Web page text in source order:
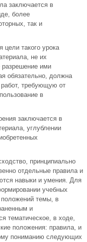
заключается в
более
так и
цели такого урока
не их
разрешение ими
обязательно, должна
работ, требующую от
в
заключается в
углублении
принципиально
отдельные правила и
навыки и умения. Для
учебных
положений темы, в
и
тематическое, в ходе,
положения: правила, и
пониманию следующих